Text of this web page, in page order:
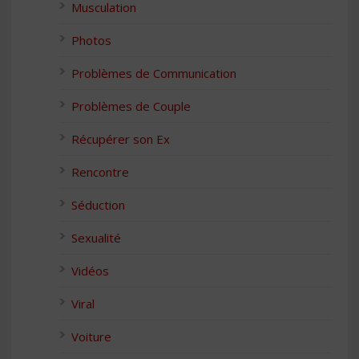
Musculation
Photos
Problèmes de Communication
Problèmes de Couple
Récupérer son Ex
Rencontre
Séduction
Sexualité
Vidéos
Viral
Voiture